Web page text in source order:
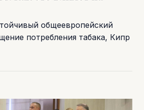
общеевропейский
потребления табака, Кипр